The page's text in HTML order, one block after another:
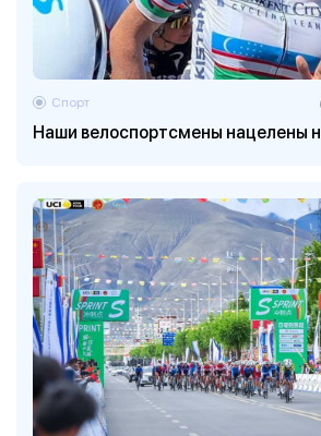
Наши велоспортсмены нацелены
Спорт